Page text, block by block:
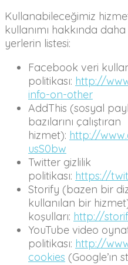
Kullanabileceğimiz
kullanımı hakkında
yerlerin listesi:
Facebook veri
politikası: http://
info-on-other
AddThis (sosyal
bazılarını çalıştıran
hizmet): http://
usS0bw
Twitter gizlilik
politikası: https://
Storify (bazen bir
kullanılan bir
koşulları: http://
YouTube video
politikası: http://
cookies (Google’ın